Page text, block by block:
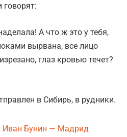
говорят:
А что ж это у тебя,
вырвана, все лицо
глаз кровью течет?
в Сибирь, в рудники.
Иван Бунин — Мадрид